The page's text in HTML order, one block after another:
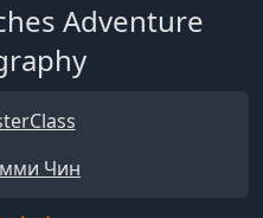
Adventure
Чин